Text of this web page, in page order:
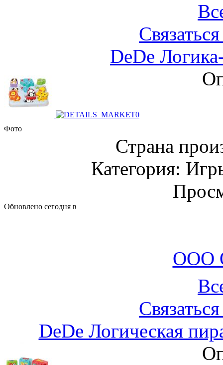
DeDe
Фото
Страна
Категория:
Обновлено сегодня в
ООО
DeDe Логическая